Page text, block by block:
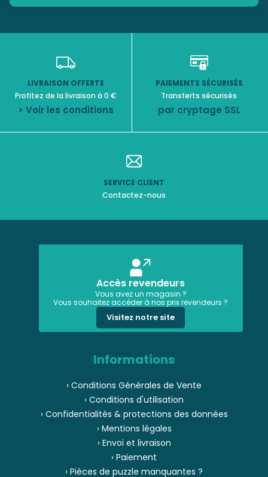
LIVRAISON OFFERTE
Profitez de la livraison à 0 €
> Voir les conditions
PAIEMENTS SÉCURISÉS
Transferts sécurisés
par cryptage SSL
SERVICE CLIENT
Contactez-nous
Accès revendeurs
Vous avez un magasin ?
Vous souhaitez accéder à nos prix revendeurs ?
Visitez notre site
Informations
› Conditions Générales de Vente
› Conditions d'utilisation
› Confidentialités & protections des données
› Mentions légales
› Envoi et livraison
› Paiement
› Pièces de puzzle manquantes ?